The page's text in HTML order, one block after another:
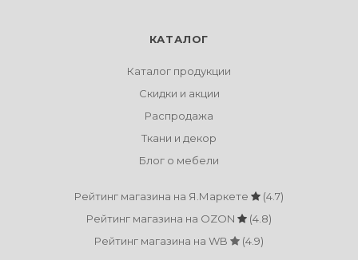
КАТАЛОГ
Каталог продукции
Скидки и акции
Распродажа
Ткани и декор
Блог о мебели
Рейтинг магазина на Я.Маркете
(4.7)
Рейтинг магазина на OZON
(4.8)
Рейтинг магазина на WB
(4.9)